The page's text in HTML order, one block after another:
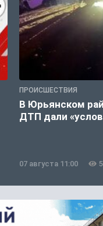
ПРОИСШЕСТВИЯ
В Юрьянском
ДТП дали
07 августа 11:00